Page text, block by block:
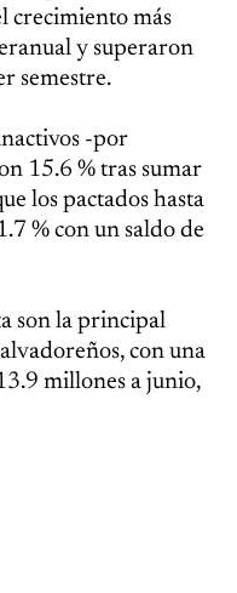
crecimiento más
y superaron
semestre.
-por
15.6 % tras sumar
los pactados hasta
% con un saldo de
son la principal
con una
millones a junio,